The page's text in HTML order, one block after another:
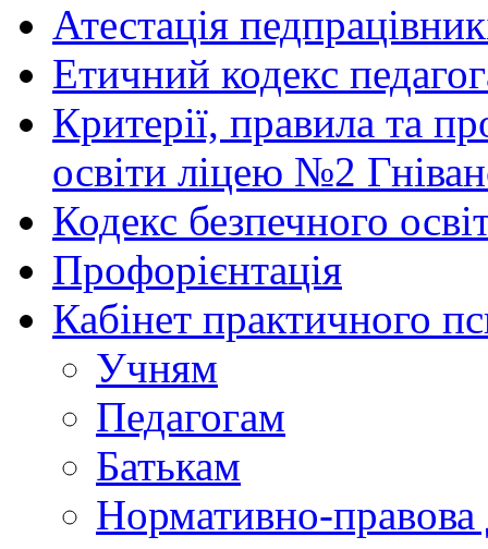
Атестація
Етичний кодекс
Критерії, правила та
освіти ліцею №2
Кодекс безпечного
Профорієнтація
Кабінет практичного
Учням
Педагогам
Батькам
Нормативно-правова